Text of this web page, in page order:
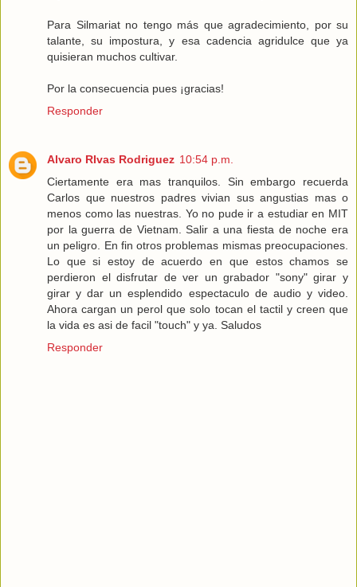
Para Silmariat no tengo más que agradecimiento, por su
talante, su impostura, y esa cadencia agridulce que ya
quisieran muchos cultivar.
Por la consecuencia pues ¡gracias!
Responder
Alvaro RIvas Rodriguez 10:54 p.m.
Ciertamente era mas tranquilos. Sin embargo recuerda
Carlos que nuestros padres vivian sus angustias mas o
menos como las nuestras. Yo no pude ir a estudiar en MIT
por la guerra de Vietnam. Salir a una fiesta de noche era
un peligro. En fin otros problemas mismas preocupaciones.
Lo que si estoy de acuerdo en que estos chamos se
perdieron el disfrutar de ver un grabador "sony" girar y
girar y dar un esplendido espectaculo de audio y video.
Ahora cargan un perol que solo tocan el tactil y creen que
la vida es asi de facil "touch" y ya. Saludos
Responder